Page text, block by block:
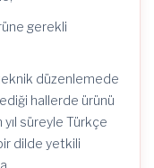
gerekli
düzenlemede
hallerde ürünü
süreyle Türkçe
dilde yetkili